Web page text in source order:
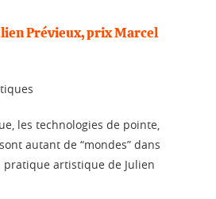
Prévieux, prix Marcel
les technologies de pointe,
autant de “mondes” dans
pratique artistique de Julien